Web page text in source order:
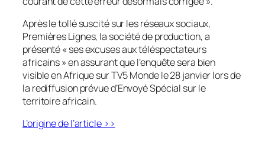
Après le tollé suscité sur les réseaux sociaux,
Premières Lignes, la société de production, a
présenté « ses excuses aux téléspectateurs
africains » en assurant que l’enquête sera bien
visible en Afrique sur TV5 Monde le 28 janvier lors de
la rediffusion prévue d’Envoyé Spécial sur le
territoire africain.
L’origine de l’article >>